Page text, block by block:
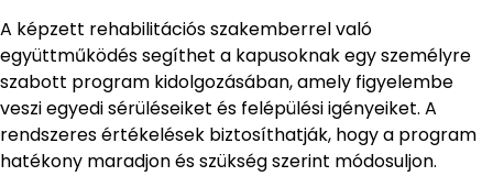
A képzett rehabilitációs szakemberrel való
együttműködés segíthet a kapusoknak egy személyre
szabott program kidolgozásában, amely figyelembe
veszi egyedi sérüléseiket és felépülési igényeiket. A
rendszeres értékelések biztosíthatják, hogy a program
hatékony maradjon és szükség szerint módosuljon.